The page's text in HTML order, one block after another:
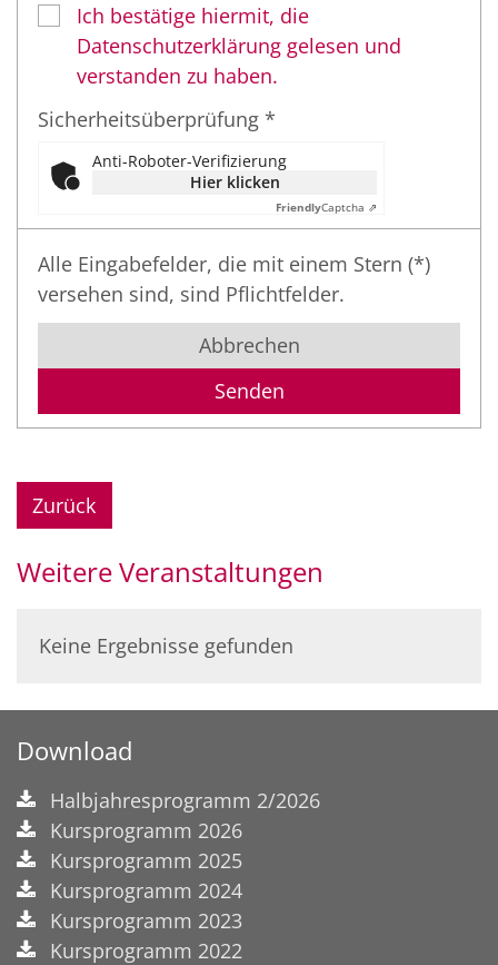
Ich bestätige hiermit, die
Datenschutzerklärung gelesen und
verstanden zu haben.
Sicherheitsüberprüfung *
Anti-Roboter-Verifizierung
Hier klicken
FriendlyCaptcha ⇗
Alle Eingabefelder, die mit einem Stern (*)
versehen sind, sind Pflichtfelder.
Abbrechen
Zurück
Weitere Veranstaltungen
Keine Ergebnisse gefunden
Download
Halbjahresprogramm 2/2026
Kursprogramm 2026
Kursprogramm 2025
Kursprogramm 2024
Kursprogramm 2023
Kursprogramm 2022